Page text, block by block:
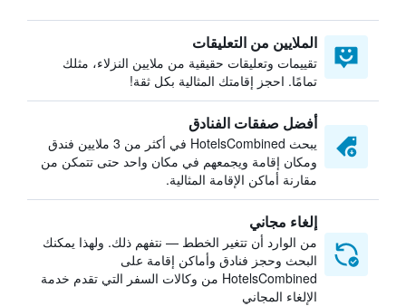
الملايين من التعليقات
تقييمات وتعليقات حقيقية من ملايين النزلاء، مثلك
تمامًا. احجز إقامتك المثالية بكل ثقة!
أفضل صفقات الفنادق
يبحث HotelsCombined في أكثر من 3 ملايين فندق
ومكان إقامة ويجمعهم في مكان واحد حتى تتمكن من
مقارنة أماكن الإقامة المثالية.
إلغاء مجاني
من الوارد أن تتغير الخطط — نتفهم ذلك. ولهذا يمكنك
البحث وحجز فنادق وأماكن إقامة على
HotelsCombined من وكالات السفر التي تقدم خدمة
الإلغاء المجاني